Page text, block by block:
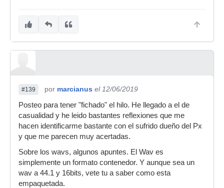
#139 por marcianus el 12/06/2019
Posteo para tener "fichado" el hilo. He llegado a el de
casualidad y he leido bastantes reflexiones que me
hacen identificarme bastante con el sufrido dueño del Px
y que me parecen muy acertadas.
Sobre los wavs, algunos apuntes. El Wav es
simplemente un formato contenedor. Y aunque sea un
wav a 44.1 y 16bits, vete tu a saber como esta
empaquetada.